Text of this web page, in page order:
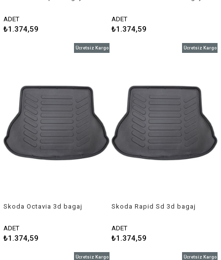
ADET
₺1.374,59
ADET
₺1.374,59
Skoda Octavia 3d bagaj
ADET
₺1.374,59
Ücretsiz Kargo
Skoda Rapid Sd 3d bagaj
ADET
₺1.374,59
Ücretsiz Kargo
Ücretsiz Kargo Ücretsiz Kargo